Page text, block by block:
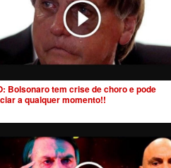
Bolsonaro tem crise de choro e pode
a qualquer momento!!